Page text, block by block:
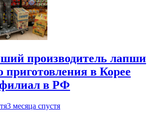
производитель лапши
приготовления в Корее
филиал в РФ
3 месяца спустя